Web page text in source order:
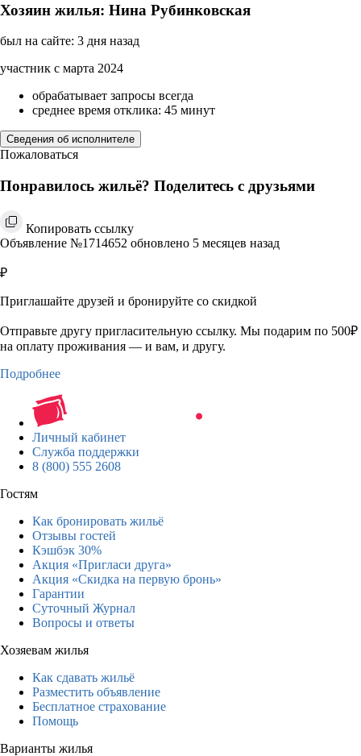
Хозяин жилья: Нина Рубинковская
был на сайте: 3 дня назад
участник с марта 2024
обрабатывает запросы всегда
среднее время отклика: 45 минут
Сведения об исполнителе
Пожаловаться
Понравилось жильё? Поделитесь с друзьями
Копировать ссылку
Объявление №1714652 обновлено 5 месяцев назад
₽
Приглашайте друзей и бронируйте со скидкой
Отправьте другу пригласительную ссылку. Мы подарим по 500₽
на оплату проживания — и вам, и другу.
Подробнее
Личный кабинет
Служба поддержки
8 (800) 555 2608
Гостям
Как бронировать жильё
Отзывы гостей
Кэшбэк 30%
Акция «Пригласи друга»
Акция «Скидка на первую бронь»
Гарантии
Суточный Журнал
Вопросы и ответы
Хозяевам жилья
Как сдавать жильё
Разместить объявление
Бесплатное страхование
Помощь
Варианты жилья